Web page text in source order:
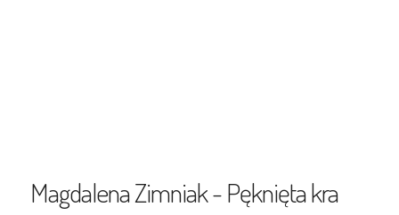
Magdalena Zimniak - Pęknięta kra